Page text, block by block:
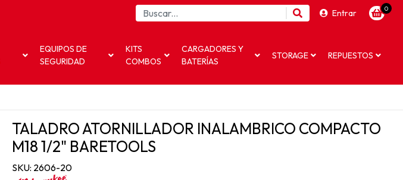
Entrar 0
EQUIPOS DE
SEGURIDAD
KITS
COMBOS
CARGADORES Y
BATERÍAS
STORAGE REPUESTOS
TALADRO ATORNILLADOR INALAMBRICO COMPACTO
M18 1/2" BARETOOLS
SKU: 2606-20